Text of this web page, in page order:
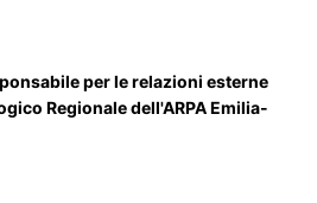
per le relazioni esterne
Regionale dell'ARPA Emilia-